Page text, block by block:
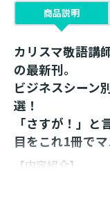
商品説明
カリスマ敬語講
の最新刊。
ビジネスシーン
選！
「さすが！」
目をこれ1冊で
【内容紹介】
仕事でもプライ